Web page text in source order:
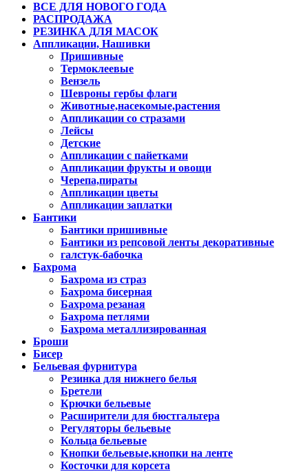
ВСЕ ДЛЯ НОВОГО ГОДА
РАСПРОДАЖА
РЕЗИНКА ДЛЯ МАСОК
Аппликации, Нашивки
Пришивные
Термоклеевые
Вензель
Шевроны гербы флаги
Животные,насекомые,растения
Аппликации со стразами
Лейсы
Детские
Аппликации с пайетками
Аппликации фрукты и овощи
Черепа,пираты
Аппликации цветы
Аппликации заплатки
Бантики
Бантики пришивные
Бантики из репсовой ленты декоративные
галстук-бабочка
Бахрома
Бахрома из страз
Бахрома бисерная
Бахрома резаная
Бахрома петлями
Бахрома металлизированная
Броши
Бисер
Бельевая фурнитура
Резинка для нижнего белья
Бретели
Крючки бельевые
Расширители для бюстгальтера
Регуляторы бельевые
Кольца бельевые
Кнопки бельевые,кнопки на ленте
Косточки для корсета